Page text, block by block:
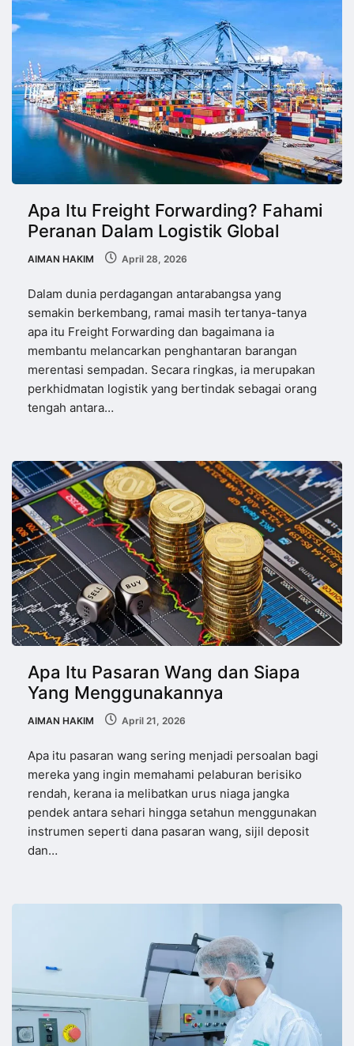
Apa Itu Freight Forwarding? Fahami
Peranan Dalam Logistik Global
AIMAN HAKIM April 28, 2026
Dalam dunia perdagangan antarabangsa yang
semakin berkembang, ramai masih tertanya-tanya
apa itu Freight Forwarding dan bagaimana ia
membantu melancarkan penghantaran barangan
merentasi sempadan. Secara ringkas, ia merupakan
perkhidmatan logistik yang bertindak sebagai orang
tengah antara…
Apa Itu Pasaran Wang dan Siapa
Yang Menggunakannya
AIMAN HAKIM April 21, 2026
Apa itu pasaran wang sering menjadi persoalan bagi
mereka yang ingin memahami pelaburan berisiko
rendah, kerana ia melibatkan urus niaga jangka
pendek antara sehari hingga setahun menggunakan
instrumen seperti dana pasaran wang, sijil deposit
dan…